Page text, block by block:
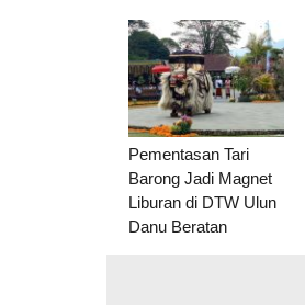
Pementasan Tari
Barong Jadi Magnet
Liburan di DTW Ulun
Danu Beratan